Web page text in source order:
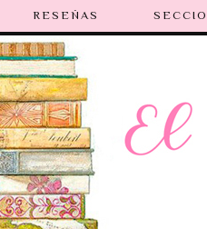
RESEÑAS